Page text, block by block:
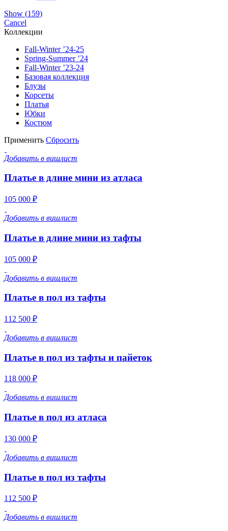
Show (159)
Cancel
Коллекции
Fall-Winter ’24-25
Spring-Summer ’24
Fall-Winter ’23-24
Базовая коллекция
Блузы
Корсеты
Платья
Юбки
Костюм
Применить Сбросить
Добавить в вишлист
Платье в длине мини из атласа
105 000 ₽
Добавить в вишлист
Платье в длине мини из тафты
105 000 ₽
Добавить в вишлист
Платье в пол из тафты
112 500 ₽
Добавить в вишлист
Платье в пол из тафты и пайеток
118 000 ₽
Добавить в вишлист
Платье в пол из атласа
130 000 ₽
Добавить в вишлист
Платье в пол из тафты
112 500 ₽
Добавить в вишлист